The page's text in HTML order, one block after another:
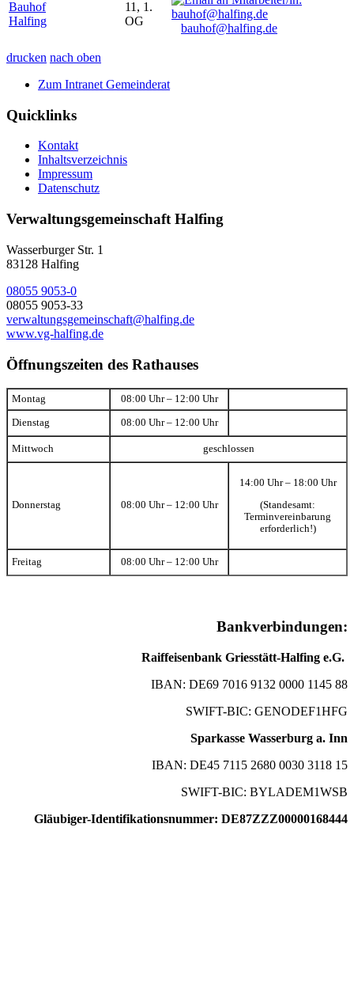
Bauhof
Halfing
11, 1.
OG
bauhof@halfing.de
drucken nach oben
Zum Intranet Gemeinderat
Quicklinks
Kontakt
Inhaltsverzeichnis
Impressum
Datenschutz
Verwaltungsgemeinschaft Halfing
Wasserburger Str. 1
83128 Halfing
08055 9053-0
08055 9053-33
verwaltungsgemeinschaft@halfing.de
www.vg-halfing.de
Öffnungszeiten des Rathauses
Montag 08:00 Uhr – 12:00 Uhr
Dienstag 08:00 Uhr – 12:00 Uhr
Mittwoch geschlossen
Donnerstag 08:00 Uhr – 12:00 Uhr
14:00 Uhr – 18:00 Uhr
(Standesamt:
Terminvereinbarung
erforderlich!)
Freitag 08:00 Uhr – 12:00 Uhr
Bankverbindungen:
Raiffeisenbank Griesstätt-Halfing e.G.
IBAN: DE69 7016 9132 0000 1145 88
SWIFT-BIC: GENODEF1HFG
Sparkasse Wasserburg a. Inn
IBAN: DE45 7115 2680 0030 3118 15
SWIFT-BIC: BYLADEM1WSB
Gläubiger-Identifikationsnummer: DE87ZZZ00000168444